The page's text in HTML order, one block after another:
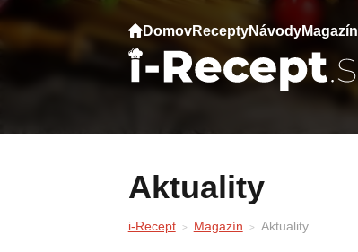
DomovReceptyNávodyMagazín
Aktuality
i-Recept Magazín Aktuality